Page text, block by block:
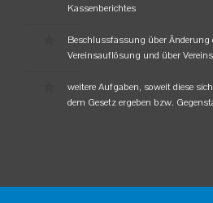
Kassenberichtes
Beschlussfassung über Änderung
Vereinsauflösung und über
weitere Aufgaben, soweit diese
dem Gesetz ergeben bzw.